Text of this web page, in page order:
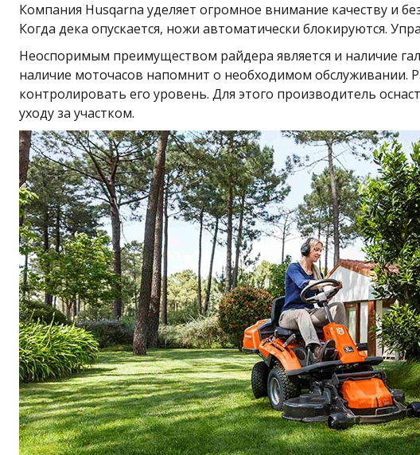
Компания Husqarna уделяет огромное внимание качеству и
Когда дека опускается, ножи автоматически блокируются.
Неоспоримым преимуществом райдера является и наличие
наличие моточасов напомнит о необходимом
контролировать его уровень. Для этого производитель
уходу за участком.